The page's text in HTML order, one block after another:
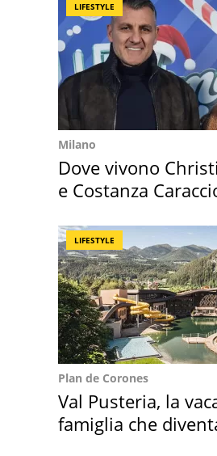
LIFESTYLE
Milano
Dove vivono
e Costanza
LIFESTYLE
Plan de Corones
Val Pusteria, la
famiglia che